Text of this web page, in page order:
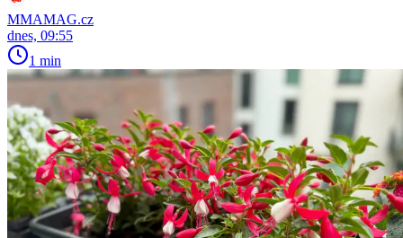
MMAMAG.cz
dnes, 09:55
1 min